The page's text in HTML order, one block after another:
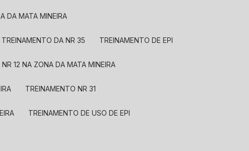
DA MATA MINEIRA
TREINAMENTO DA NR 35 TREINAMENTO DE EPI
NR 12 NA ZONA DA MATA MINEIRA
TREINAMENTO NR 31
TREINAMENTO DE USO DE EPI